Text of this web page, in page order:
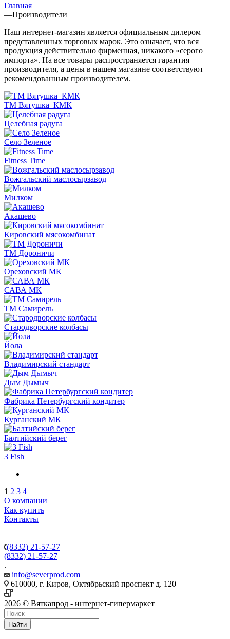
Главная
—Производители
Наш интернет-магазин является официальным дилером
представленных торговых марок. Это означает, что вся
продукция действительно фирменная, никакого «серого
импорта». На все товары распространяется гарантия
производителя, а цены в нашем магазине соответствуют
рекомендованным производителем.
ТМ Вятушка_КМК
Целебная радуга
Село Зеленое
Fitness Time
Вожгальский маслосырзавод
Милком
Акашево
Кировский мясокомбинат
ТМ Дороничи
Ореховский МК
САВА МК
ТМ Самирель
Стародворские колбасы
Йола
Владимирский стандарт
Дым Дымыч
Фабрика Петербургский кондитер
Курганский МК
Балтийский берег
3 Fish
1 2 3 4
О компании
Как купить
Контакты
(8332) 21-57-27
(8332) 21-57-27
info@severprod.com
610000, г. Киров, Октябрьский проспект д. 120
2026 © Вяткапрод - интернет-гипермаркет
Найти